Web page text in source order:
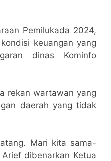
Pemilukada 2024,
keuangan yang
dinas Kominfo
rekan wartawan yang
daerah yang tidak
Mari kita sama-
dibenarkan Ketua